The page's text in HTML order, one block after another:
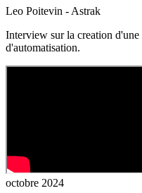
Leo Poitevin - Astrak
Interview sur la creation d'une
d'automatisation.
octobre 2024